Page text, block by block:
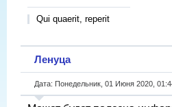
Qui quaerit, reperit
Ленуца
Дата: Понедельник, 01 Июня 2020,